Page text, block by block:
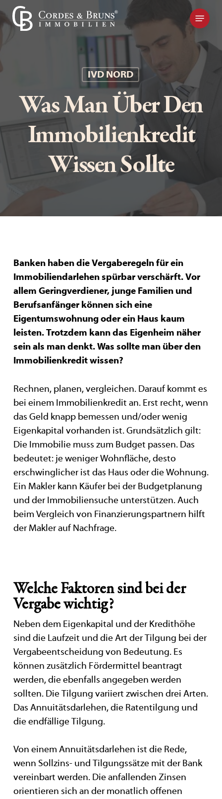
Skip
to
Kontakt
IVD NORD
Was Man Über Den
Immobilienkredit
Wissen Sollte
Banken haben die Vergaberegeln für ein
Immobiliendarlehen spürbar verschärft. Vor
allem Geringverdiener, junge Familien und
Berufsanfänger können sich eine
Eigentumswohnung oder ein Haus kaum
leisten. Trotzdem kann das Eigenheim näher
sein als man denkt. Was sollte man über den
Immobilienkredit wissen?
Rechnen, planen, vergleichen. Darauf kommt es
bei einem Immobilienkredit an. Erst recht, wenn
das Geld knapp bemessen und/oder wenig
Eigenkapital vorhanden ist. Grundsätzlich gilt:
Die Immobilie muss zum Budget passen. Das
bedeutet: je weniger Wohnfläche, desto
erschwinglicher ist das Haus oder die Wohnung.
Ein Makler kann Käufer bei der Budgetplanung
und der Immobiliensuche unterstützen. Auch
beim Vergleich von Finanzierungspartnern hilft
der Makler auf Nachfrage.
Welche Faktoren sind bei der
Vergabe wichtig?
Neben dem Eigenkapital und der Kredithöhe
sind die Laufzeit und die Art der Tilgung bei der
Vergabeentscheidung von Bedeutung. Es
können zusätzlich Fördermittel beantragt
werden, die ebenfalls angegeben werden
sollten. Die Tilgung variiert zwischen drei Arten.
Das Annuitätsdarlehen, die Ratentilgung und
die endfällige Tilgung.
Von einem Annuitätsdarlehen ist die Rede,
wenn Sollzins- und Tilgungssätze mit der Bank
vereinbart werden. Die anfallenden Zinsen
orientieren sich an der monatlich offenen